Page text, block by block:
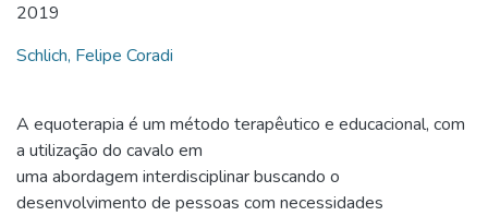
2019
Schlich, Felipe Coradi
A equoterapia é um método terapêutico e educacional, com
a utilização do cavalo em
uma abordagem interdisciplinar buscando o
desenvolvimento de pessoas com necessidades